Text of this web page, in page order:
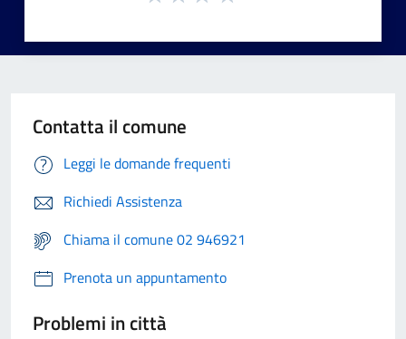
Contatta il comune
Leggi le domande frequenti
Richiedi Assistenza
Chiama il comune 02 946921
Prenota un appuntamento
Problemi in città